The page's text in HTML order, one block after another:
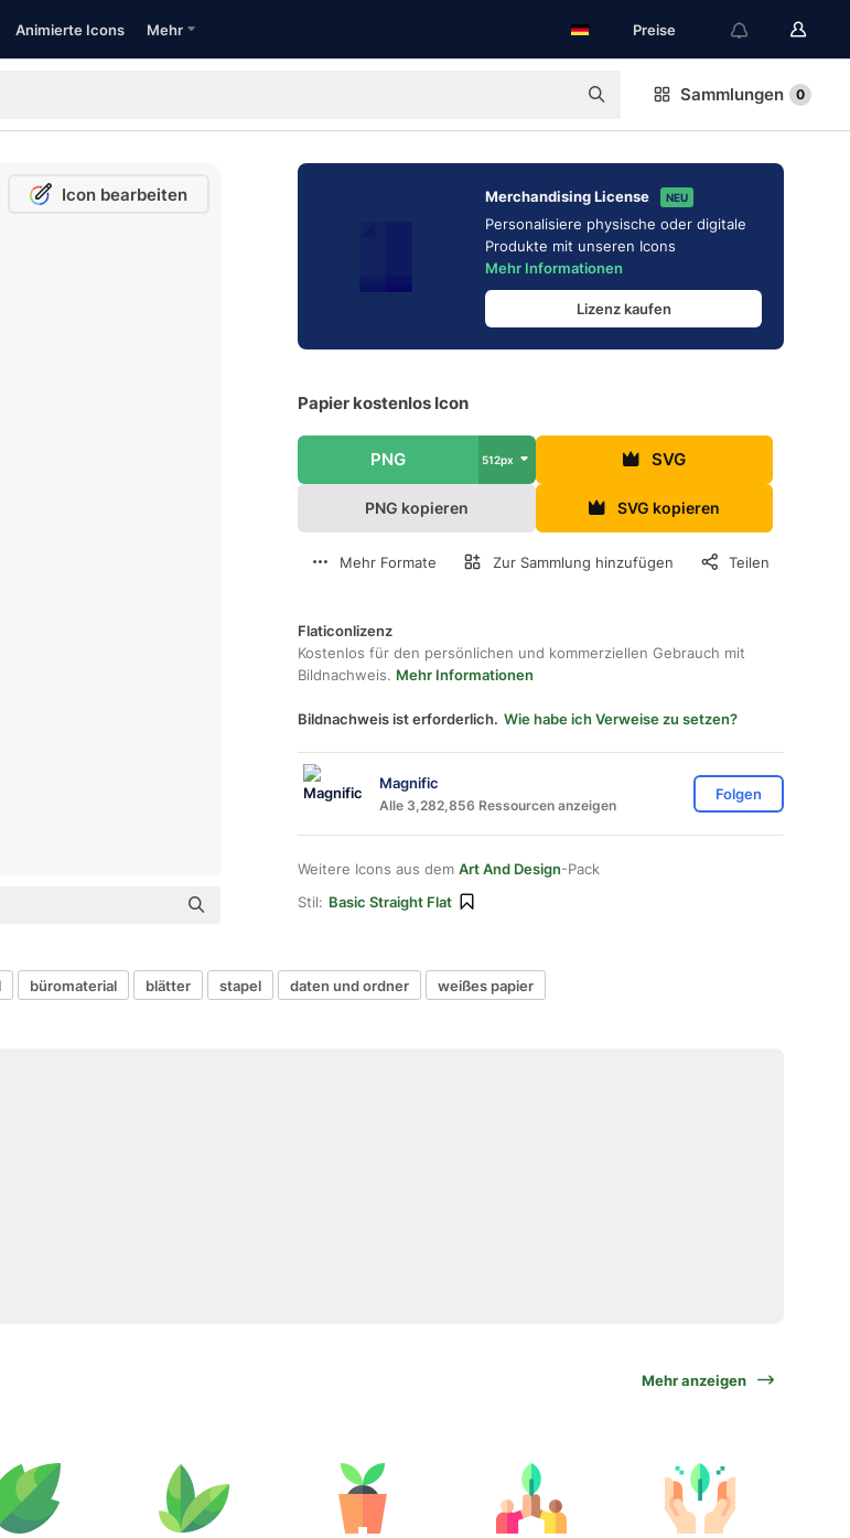
Animierte Icons Mehr Preise
Sammlungen 0
Icon bearbeiten Merchandising License NEU
Personalisiere physische oder digitale
Produkte mit unseren Icons
Mehr Informationen
Lizenz kaufen
Papier kostenlos Icon
PNG 512px SVG
PNG kopieren SVG kopieren
Mehr Formate Zur Sammlung hinzufügen Teilen
Flaticonlizenz
Kostenlos für den persönlichen und kommerziellen Gebrauch mit
Bildnachweis. Mehr Informationen
Bildnachweis ist erforderlich. Wie habe ich Verweise zu setzen?
Magnific
Alle 3,282,856 Ressourcen anzeigen
Folgen
Weitere Icons aus dem Art And Design-Pack
Stil: Basic Straight Flat
büromaterial blätter stapel daten und ordner weißes papier
Mehr anzeigen